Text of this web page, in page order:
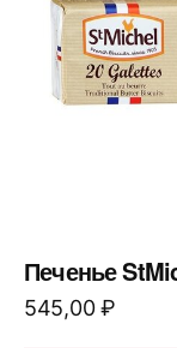
Печенье
545,00₽